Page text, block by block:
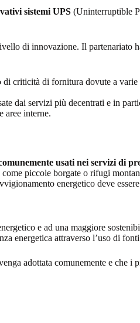
sistemi UPS (Uninterruptible
di innovazione. Il
criticità di fornitura dovute a
dai servizi più decentrati e in
aree interne.
usati nei servizi di
piccole borgate o rifugi
energetico deve
e ad una maggiore
energetica attraverso l’uso di
adottata comunemente e che